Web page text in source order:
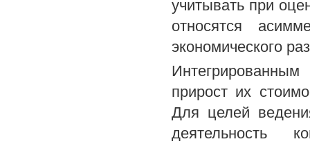
учитывать при
относятся
экономического
прирост их
Для целей
деятельность